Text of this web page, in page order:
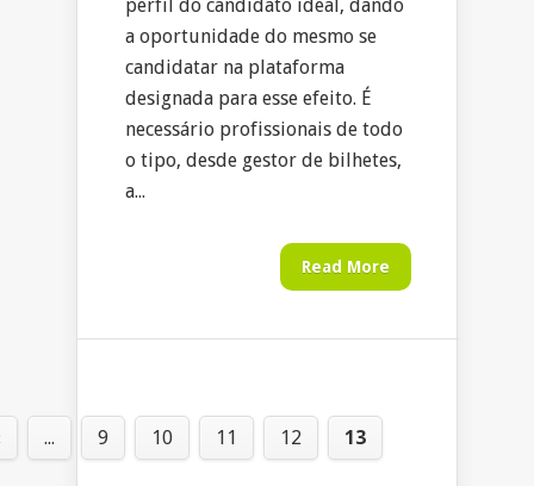
perfil do candidato ideal, dando
a oportunidade do mesmo se
candidatar na plataforma
designada para esse efeito. É
necessário profissionais de todo
o tipo, desde gestor de bilhetes,
a...
Read More
... 9 10 11 12 13